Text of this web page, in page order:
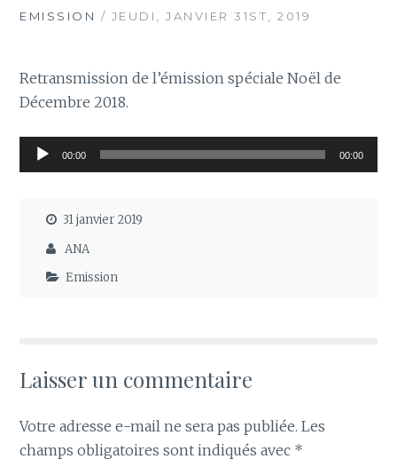
EMISSION / JEUDI, JANVIER 31ST, 2019
Retransmission de l’émission spéciale Noël de
Décembre 2018.
Lecteur
audio
00:00 00:00
31 janvier 2019
ANA
Emission
Laisser un commentaire
Votre adresse e-mail ne sera pas publiée. Les
champs obligatoires sont indiqués avec *